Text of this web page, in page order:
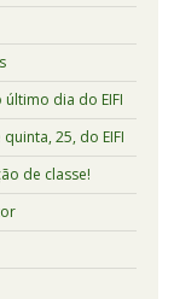
dia do EIFI
25, do EIFI
de classe!